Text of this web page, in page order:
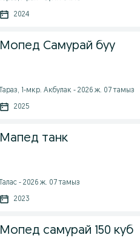
2024
Мопед Самурай буу
Тараз, 1-мкр. Акбулак - 2026 ж. 07 тамыз
2025
Мапед танк
Талас - 2026 ж. 07 тамыз
2023
Мопед самурай 150 куб